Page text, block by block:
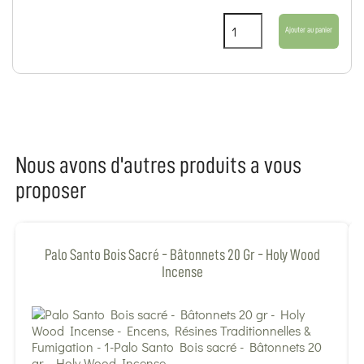
Ajouter au panier
Nous avons d'autres produits a vous
proposer
Palo Santo Bois Sacré - Bâtonnets 20 Gr - Holy Wood
Incense